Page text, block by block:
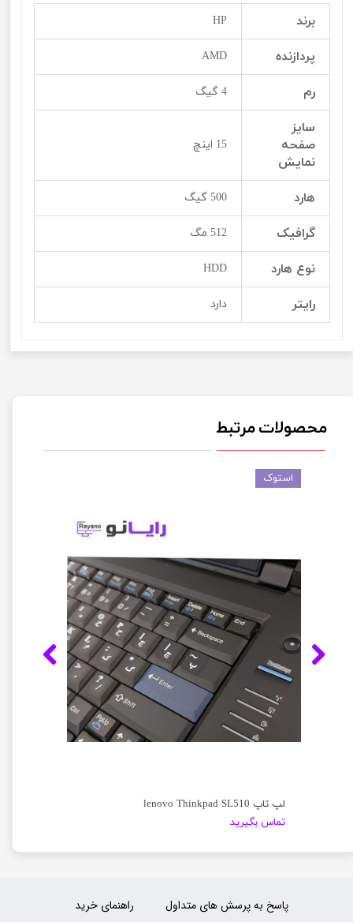
برند HP
پردازنده AMD
رم 4 گیگ
سایز
صفحه
نمایش
15 اینچ
هارد 500 گیگ
گرافیک 512 مگ
نوع هارد HDD
رایتر دارد
محصولات مرتبط
لپ تاپ lenovo Thinkpad SL510
تماس بگیرید
استوک
راهنمای خرید پاسخ به پرسش های متداول